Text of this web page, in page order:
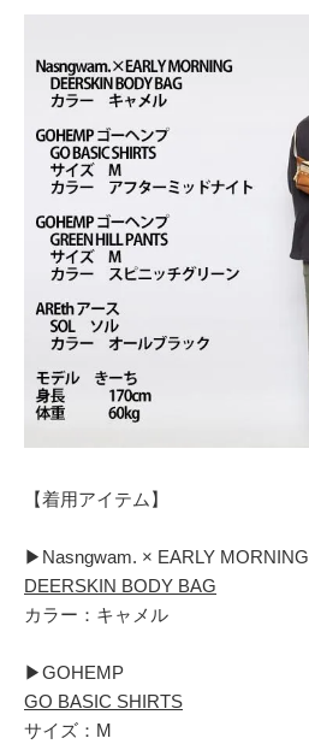
【着用アイテム】
▶︎Nasngwam. × EARLY MORNING
DEERSKIN BODY BAG
カラー：キャメル
▶︎GOHEMP
GO BASIC SHIRTS
サイズ：M